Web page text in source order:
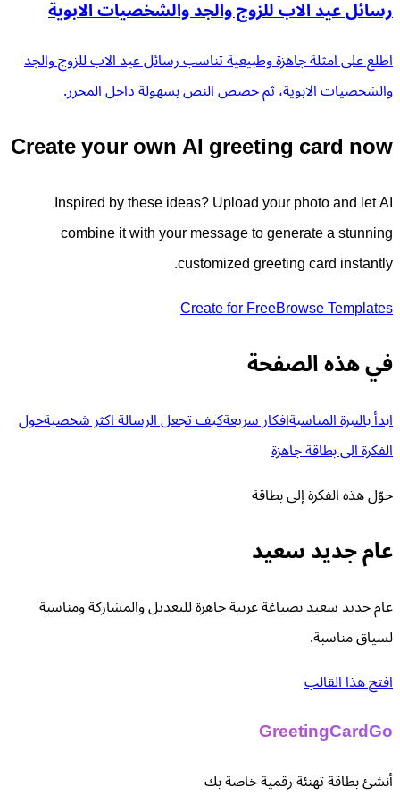
رسائل عيد الاب للزوج والجد والشخصيات الابوية
اطلع على امثلة جاهزة وطبيعية تناسب رسائل عيد الاب للزوج والجد
والشخصيات الابوية، ثم خصص النص بسهولة داخل المحرر.
Create your own AI greeting card now
Inspired by these ideas? Upload your photo and let AI
combine it with your message to generate a stunning
customized greeting card instantly.
Create for FreeBrowse Templates
في هذه الصفحة
ابدأ بالنبرة المناسبةافكار سريعةكيف تجعل الرسالة اكثر شخصيةحول
الفكرة الى بطاقة جاهزة
حوّل هذه الفكرة إلى بطاقة
عام جديد سعيد
عام جديد سعيد بصياغة عربية جاهزة للتعديل والمشاركة ومناسبة
لسياق مناسبة.
افتح هذا القالب
GreetingCardGo
أنشئ بطاقة تهنئة رقمية خاصة بك